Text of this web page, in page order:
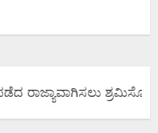
ರಾಜ್ಯಾವಾಗಿಸಲು ಶ್ರಮಿಸೋಣ